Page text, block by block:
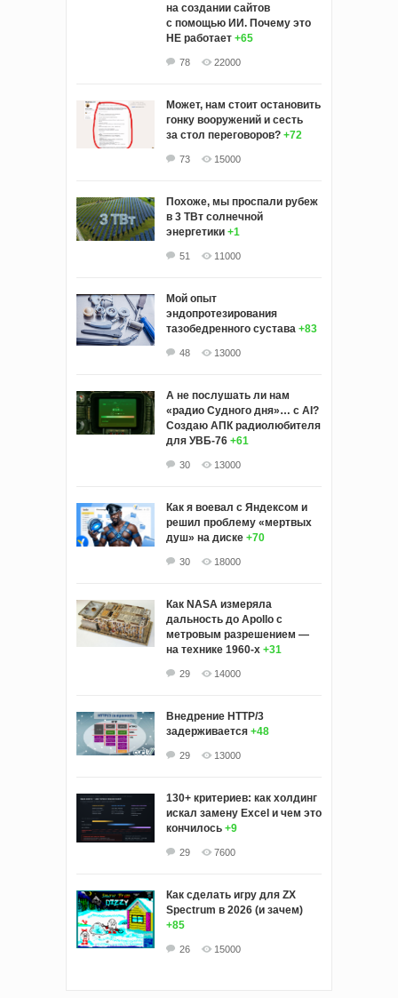
на создании сайтов
с помощью ИИ. Почему это
НЕ работает +65
78 22000
Может, нам стоит остановить
гонку вооружений и сесть
за стол переговоров? +72
73 15000
Похоже, мы проспали рубеж
в 3 ТВт солнечной
энергетики +1
51 11000
Мой опыт
эндопротезирования
тазобедренного сустава +83
48 13000
А не послушать ли нам
«радио Судного дня»… с AI?
Создаю АПК радиолюбителя
для УВБ-76 +61
30 13000
Как я воевал с Яндексом и
решил проблему «мертвых
душ» на диске +70
30 18000
Как NASA измеряла
дальность до Apollo с
метровым разрешением —
на технике 1960-х +31
29 14000
Внедрение HTTP/3
задерживается +48
29 13000
130+ критериев: как холдинг
искал замену Excel и чем это
кончилось +9
29 7600
Как сделать игру для ZX
Spectrum в 2026 (и зачем)
+85
26 15000